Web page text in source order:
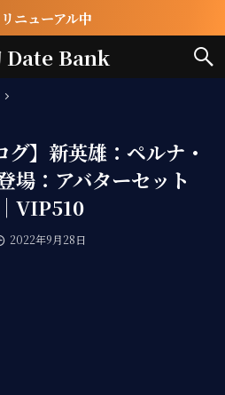
ニューアル中
Date Bank
グ】新英雄：ペルナ・
場：アバターセット
VIP510
2022年9月28日